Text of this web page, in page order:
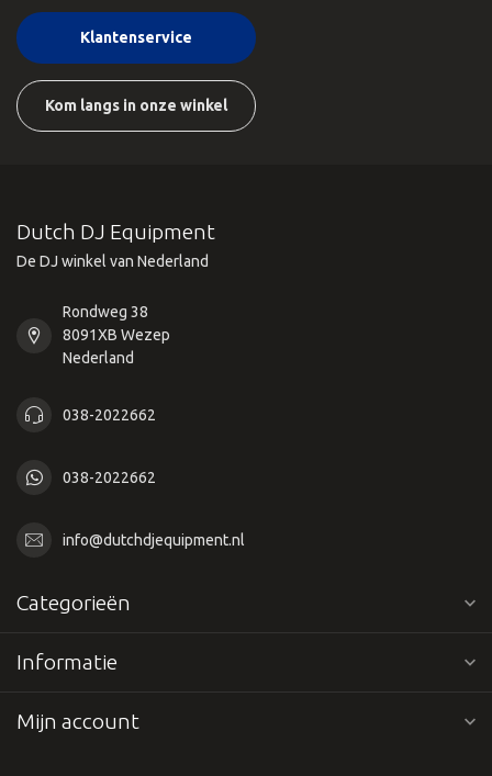
Klantenservice
Kom langs in onze winkel
Dutch DJ Equipment
De DJ winkel van Nederland
Rondweg 38
8091XB Wezep
Nederland
038-2022662
038-2022662
info@dutchdjequipment.nl
Categorieën
Informatie
Mijn account